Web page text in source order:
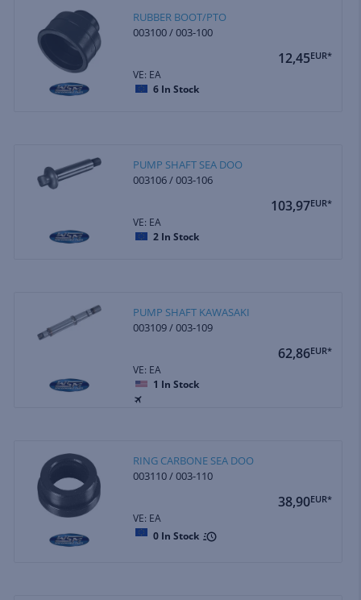
RUBBER BOOT/PTO
003100 / 003-100
12,45EUR*
VE: EA
6 In Stock
PUMP SHAFT SEA DOO
003106 / 003-106
103,97EUR*
VE: EA
2 In Stock
PUMP SHAFT KAWASAKI
003109 / 003-109
62,86EUR*
VE: EA
1 In Stock
RING CARBONE SEA DOO
003110 / 003-110
38,90EUR*
VE: EA
0 In Stock